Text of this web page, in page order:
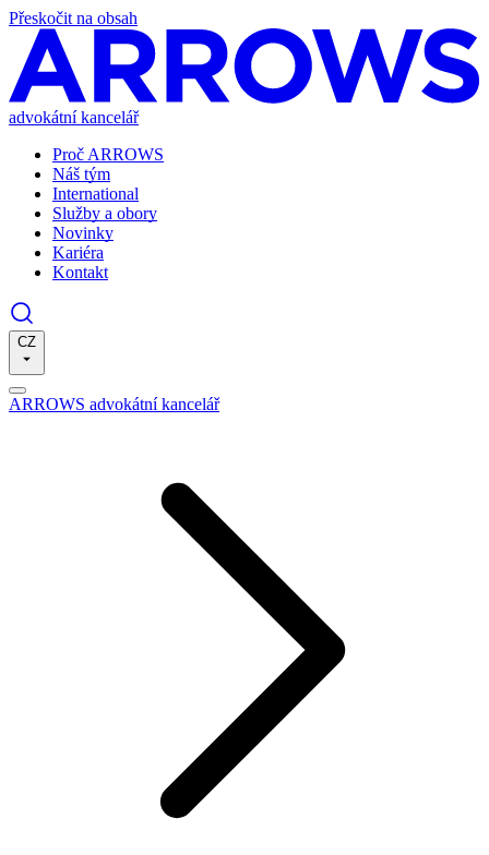
Přeskočit na obsah
advokátní kancelář
Proč ARROWS
Náš tým
International
Služby a obory
Novinky
Kariéra
Kontakt
CZ
ARROWS advokátní kancelář